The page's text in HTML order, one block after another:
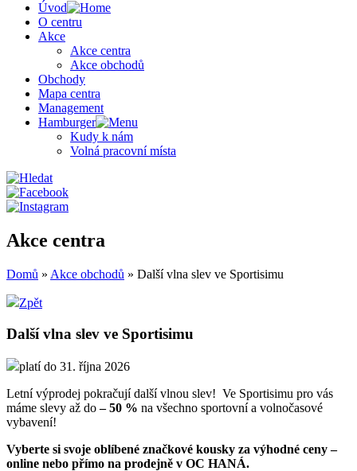
Úvod
O centru
Akce
Akce centra
Akce obchodů
Obchody
Mapa centra
Management
Hamburger
Kudy k nám
Volná pracovní místa
Akce centra
Domů » Akce obchodů » Další vlna slev ve Sportisimu
Zpět
Další vlna slev ve Sportisimu
platí do 31. října 2026
Letní výprodej pokračují další vlnou slev! Ve Sportisimu pro vás
máme slevy až do– 50 % na všechno sportovní a volnočasové
vybavení!
Vyberte si svoje oblíbené značkové kousky za výhodné ceny –
online nebo přímo na prodejně v OC HANÁ.